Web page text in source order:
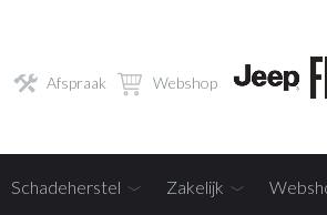
Afspraak Webshop
Schadeherstel Zakelijk